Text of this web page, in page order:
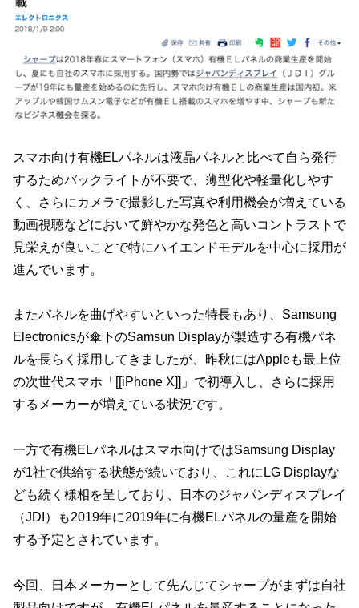
スマホ向け有機ELパネルは液晶パネルと比べて自ら発行
するためバックライトが不要で、薄型化や軽量化しやす
く、さらにカメラで撮影した写真や利用機会が増えている
動画視聴などにおいて鮮やかな発色と高いコントラストで
見栄えが良いことで特にハイエンドモデルを中心に採用が
進んでいます。
またパネルを曲げやすいといった特長もあり、Samsung
Electronicsが傘下のSamsun Displayが製造する有機パネ
ルを長らく採用してきましたが、昨秋にはAppleも最上位
の次世代スマホ「[[iPhone X]]」で初導入し、さらに採用
するメーカーが増えている状況です。
一方で有機ELパネルはスマホ向けではSamsung Display
が1社で供給する状態が続いており、これにLG Displayな
ども続く様相を呈しており、日本のジャパンディスプレイ
（JDI）も2019年に2019年に有機ELパネルの量産を開始
する予定とされています。
今回、日本メーカーとして先んじてシャープがまずは自社